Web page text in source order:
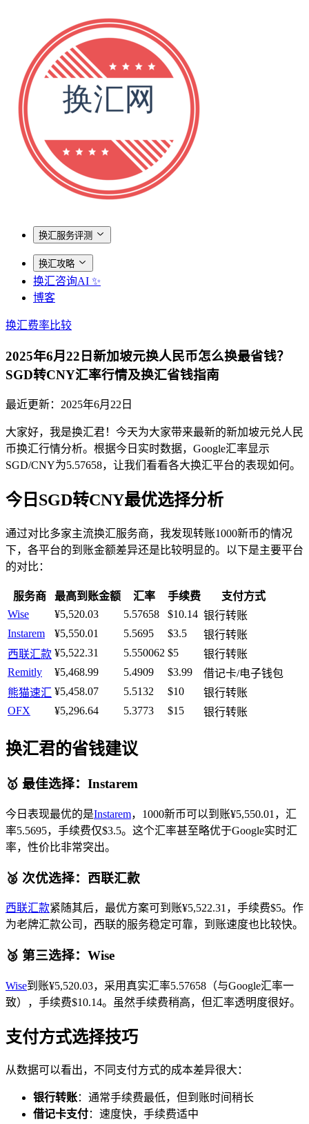
换汇服务评测
换汇攻略
换汇咨询AI ✨
博客
换汇费率比较
2025年6月22日新加坡元换人民币怎么换最省钱？
SGD转CNY汇率行情及换汇省钱指南
最近更新： 2025年6月22日
大家好，我是换汇君！今天为大家带来最新的新加坡元兑人民
币换汇行情分析。根据今日实时数据，Google汇率显示
SGD/CNY为5.57658，让我们看看各大换汇平台的表现如何。
今日SGD转CNY最优选择分析
通过对比多家主流换汇服务商，我发现转账1000新币的情况
下，各平台的到账金额差异还是比较明显的。以下是主要平台
的对比：
服务商 最高到账金额 汇率 手续费
支付方式
Wise
¥5,520.03 5.57658 $10.14 银行转账
Instarem
¥5,550.01 5.5695 $3.5
银行转账
西联汇款 ¥5,522.31 5.550062 $5
银行转账
Remitly
¥5,468.99 5.4909 $3.99
借记卡/电子钱包
熊猫速汇 ¥5,458.07 5.5132 $10
银行转账
OFX
¥5,296.64 5.3773 $15 银行转账
换汇君的省钱建议
🥇 最佳选择：Instarem
今日表现最优的是Instarem，1000新币可以到账¥5,550.01，汇
率5.5695，手续费仅$3.5。这个汇率甚至略优于Google实时汇
率，性价比非常突出。
🥈 次优选择：西联汇款
西联汇款紧随其后，最优方案可到账¥5,522.31，手续费$5。作
为老牌汇款公司，西联的服务稳定可靠，到账速度也比较快。
🥉 第三选择：Wise
Wise到账¥5,520.03，采用真实汇率5.57658（与Google汇率一
致），手续费$10.14。虽然手续费稍高，但汇率透明度很好。
支付方式选择技巧
从数据可以看出，不同支付方式的成本差异很大：
银行转账：通常手续费最低，但到账时间稍长
借记卡支付：速度快，手续费适中